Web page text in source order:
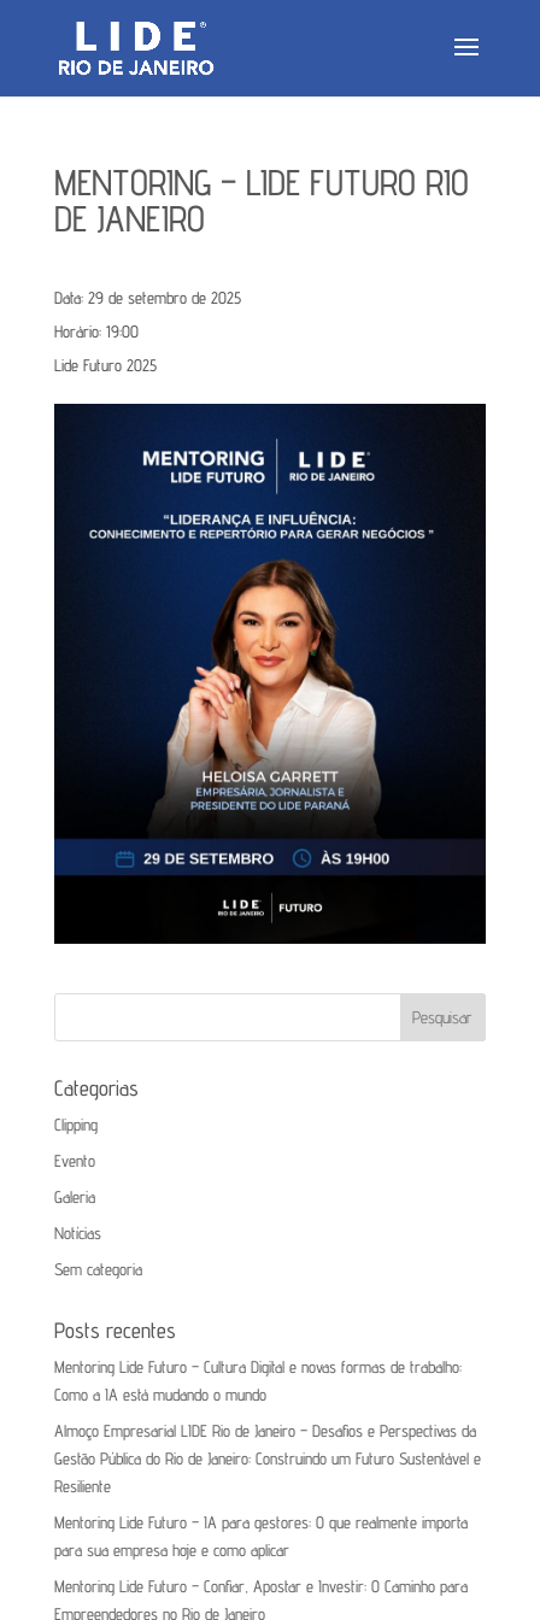
MENTORING – LIDE FUTURO RIO
DE JANEIRO
Data: 29 de setembro de 2025
Horário: 19:00
Lide Futuro 2025
Categorias
Clipping
Evento
Galeria
Notícias
Sem categoria
Posts recentes
Mentoring Lide Futuro – Cultura Digital e novas formas de trabalho:
Como a IA está mudando o mundo
Almoço Empresarial LIDE Rio de Janeiro – Desafios e Perspectivas da
Gestão Pública do Rio de Janeiro: Construindo um Futuro Sustentável e
Resiliente
Mentoring Lide Futuro – IA para gestores: O que realmente importa
para sua empresa hoje e como aplicar
Mentoring Lide Futuro – Confiar, Apostar e Investir: O Caminho para
Empreendedores no Rio de Janeiro